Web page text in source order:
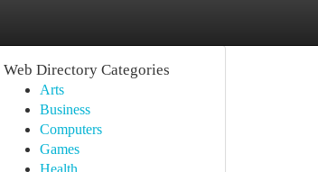
Web Directory Categories
Arts
Business
Computers
Games
Health